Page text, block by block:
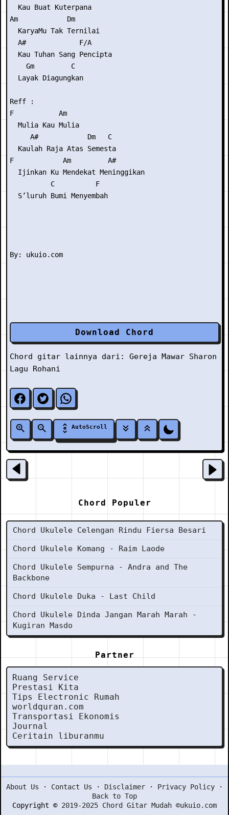
  Kau Buat Kuterpana
Am            Dm
  KaryaMu Tak Ternilai
  A#             F/A
  Kau Tuhan Sang Pencipta
    Gm         C
  Layak Diagungkan
Reff :
F           Am
  Mulia Kau Mulia
     A#            Dm   C
  Kaulah Raja Atas Semesta
F            Am         A#
  Ijinkan Ku Mendekat Meninggikan
          C          F
  S’luruh Bumi Menyembah
Download Chord
Chord gitar lainnya dari: Gereja Mawar Sharon
Lagu Rohani
AutoScroll
Chord Populer
Chord Ukulele Celengan Rindu Fiersa Besari
Chord Ukulele Komang - Raim Laode
Chord Ukulele Sempurna - Andra and The
Backbone
Chord Ukulele Duka - Last Child
Chord Ukulele Dinda Jangan Marah Marah -
Kugiran Masdo
Partner
Ruang Service
Prestasi Kita
Tips Electronic Rumah
worldquran.com
Transportasi Ekonomis
Journal
Ceritain liburanmu
About Us · Contact Us · Disclaimer · Privacy Policy ·
Back to Top
Copyright © 2019-2025 Chord Gitar Mudah ©ukuio.com